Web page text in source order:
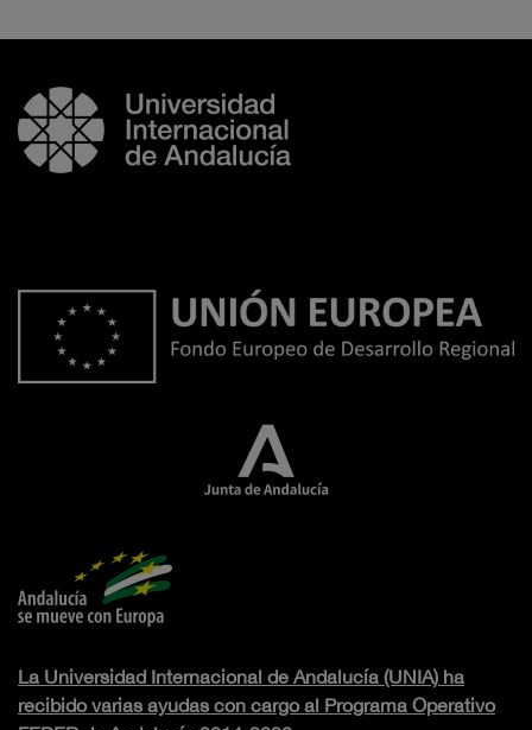
La Universidad Internacional de Andalucía (UNIA) ha
recibido varias ayudas con cargo al Programa Operativo